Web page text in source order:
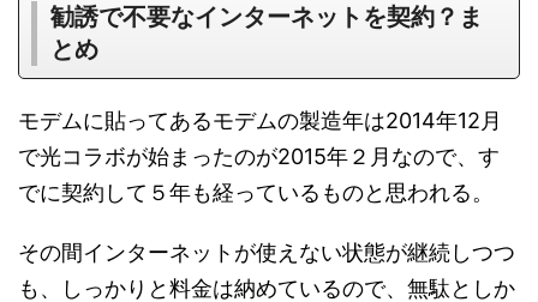
勧誘で不要なインターネットを契約？ま
とめ
モデムに貼ってあるモデムの製造年は2014年12月
で光コラボが始まったのが2015年２月なので、す
でに契約して５年も経っているものと思われる。
その間インターネットが使えない状態が継続しつつ
も、しっかりと料金は納めているので、無駄としか